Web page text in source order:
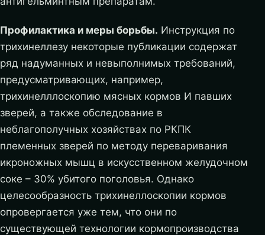
Профилактика и меры борьбы. Инструкция по
трихинеллезу некоторые публикации содержат
ряд надуманных и невыполнимых требований,
предусматривающих, например,
трихинелллоскопию мясных кормов И павших
зверей, а также обследование в
неблагополучных хозяйствах по РКПК
племенных зверей по методу переваривания
икроножных мышц в искусственном желудочном
соке – 30% убитого поголовья. Однако
целесообразность трихинеллоскопии кормов
опровергается уже тем, что они по
существующей технологии кормопроизводства